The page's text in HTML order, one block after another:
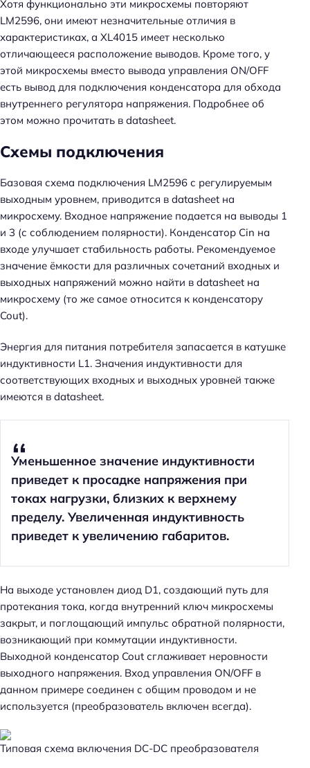
Хотя функционально эти микросхемы повторяют
LM2596, они имеют незначительные отличия в
характеристиках, а XL4015 имеет несколько
отличающееся расположение выводов. Кроме того, у
этой микросхемы вместо вывода управления ON/OFF
есть вывод для подключения конденсатора для обхода
внутреннего регулятора напряжения. Подробнее об
этом можно прочитать в datasheet.
Схемы подключения
Базовая схема подключения LM2596 с регулируемым
выходным уровнем, приводится в datasheet на
микросхему. Входное напряжение подается на выводы 1
и 3 (с соблюдением полярности). Конденсатор Cin на
входе улучшает стабильность работы. Рекомендуемое
значение ёмкости для различных сочетаний входных и
выходных напряжений можно найти в datasheet на
микросхему (то же самое относится к конденсатору
Cout).
Энергия для питания потребителя запасается в катушке
индуктивности L1. Значения индуктивности для
соответствующих входных и выходных уровней также
имеются в datasheet.
Уменьшенное значение индуктивности
приведет к просадке напряжения при
токах нагрузки, близких к верхнему
пределу. Увеличенная индуктивность
приведет к увеличению габаритов.
На выходе установлен диод D1, создающий путь для
протекания тока, когда внутренний ключ микросхемы
закрыт, и поглощающий импульс обратной полярности,
возникающий при коммутации индуктивности.
Выходной конденсатор Cout сглаживает неровности
выходного напряжения. Вход управления ON/OFF в
данном примере соединен с общим проводом и не
используется (преобразователь включен всегда).
Типовая схема включения DC-DC преобразователя
Н
а
й
и